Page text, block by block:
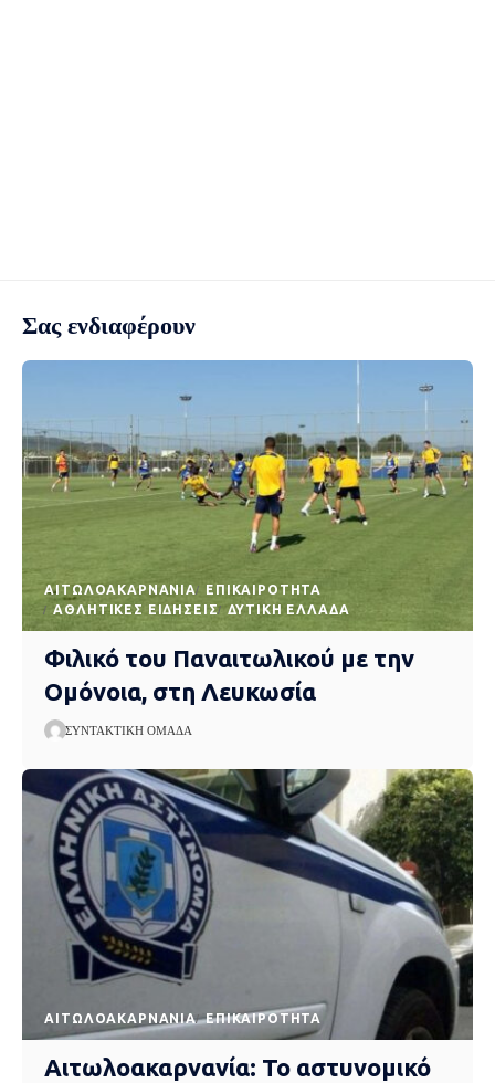
Σας ενδιαφέρουν
AΙΤΩΛΟΑΚΑΡΝΑΝΊΑ
EΠΙΚΑΙΡΌΤΗΤΑ
ΑΘΛΗΤΙΚΈΣ ΕΙΔΉΣΕΙΣ
ΔΥΤΙΚΉ ΕΛΛΆΔΑ
Φιλικό του Παναιτωλικού με την
Ομόνοια, στη Λευκωσία
ΣΥΝΤΑΚΤΙΚΉ ΟΜΆΔΑ
AΙΤΩΛΟΑΚΑΡΝΑΝΊΑ EΠΙΚΑΙΡΌΤΗΤΑ
Αιτωλοακαρνανία: Το αστυνομικό